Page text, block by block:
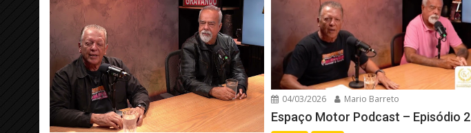
04/03/2026 Mario Barreto
Espaço Motor Podcast – Episódio 2